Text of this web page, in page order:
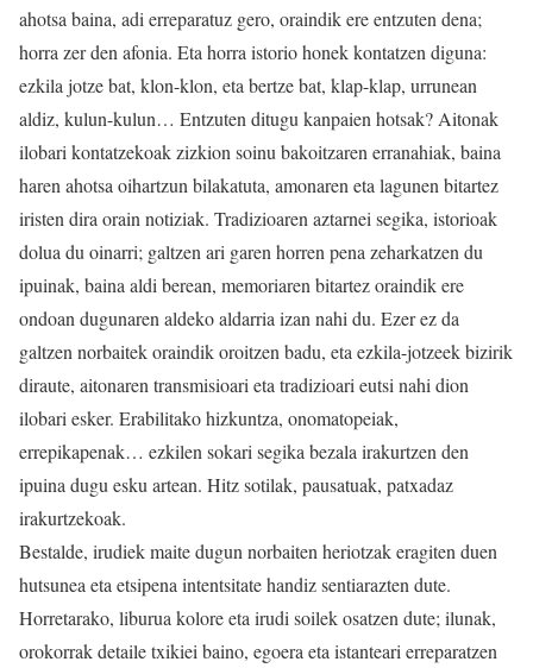
ahotsa baina, adi erreparatuz gero, oraindik ere entzuten dena;
horra zer den afonia. Eta horra istorio honek kontatzen diguna:
ezkila jotze bat, klon-klon, eta bertze bat, klap-klap, urrunean
aldiz, kulun-kulun… Entzuten ditugu kanpaien hotsak? Aitonak
ilobari kontatzekoak zizkion soinu bakoitzaren erranahiak, baina
haren ahotsa oihartzun bilakatuta, amonaren eta lagunen bitartez
iristen dira orain notiziak. Tradizioaren aztarnei segika, istorioak
dolua du oinarri; galtzen ari garen horren pena zeharkatzen du
ipuinak, baina aldi berean, memoriaren bitartez oraindik ere
ondoan dugunaren aldeko aldarria izan nahi du. Ezer ez da
galtzen norbaitek oraindik oroitzen badu, eta ezkila-jotzeek bizirik
diraute, aitonaren transmisioari eta tradizioari eutsi nahi dion
ilobari esker. Erabilitako hizkuntza, onomatopeiak,
errepikapenak… ezkilen sokari segika bezala irakurtzen den
ipuina dugu esku artean. Hitz sotilak, pausatuak, patxadaz
irakurtzekoak.
Bestalde, irudiek maite dugun norbaiten heriotzak eragiten duen
hutsunea eta etsipena intentsitate handiz sentiarazten dute.
Horretarako, liburua kolore eta irudi soilek osatzen dute; ilunak,
orokorrak detaile txikiei baino, egoera eta istanteari erreparatzen